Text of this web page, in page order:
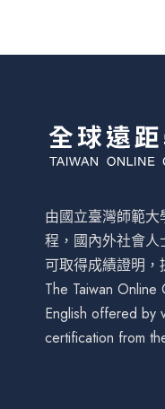
由國立臺灣師範
程，國內外社會
可取得成績證明，
The Taiwan
English offered by
certification from